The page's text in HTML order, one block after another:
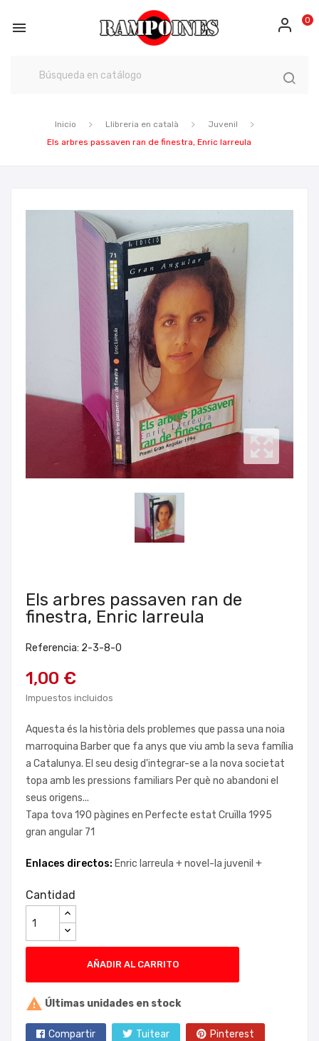
 0
Inicio Llibreria en català
Juvenil
Els arbres passaven ran de finestra, Enric larreula
Els arbres passaven ran de
finestra, Enric larreula
Referencia: 2-3-8-0
1,00 €
Impuestos incluidos
Aquesta és la història dels problemes que passa una noia
marroquina Barber que fa anys que viu amb la seva família
a Catalunya. El seu desig d'integrar-se a la nova societat
topa amb les pressions familiars Per què no abandoni el
seus origens...
Tapa tova 190 pàgines en Perfecte estat Cruïlla 1995
gran angular 71
Enlaces directos: Enric larreula +novel-la juvenil +
Cantidad
AÑADIR AL CARRITO
 Últimas unidades en stock
Compartir Tuitear Pinterest